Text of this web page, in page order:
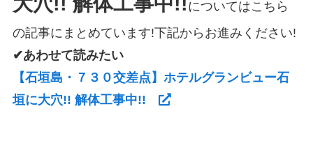
についてはこちら
の記事にまとめています!下記からお進みください!
✔あわせて読みたい
【石垣島・７３０交差点】ホテルグランビュー石
垣に大穴!! 解体工事中!!